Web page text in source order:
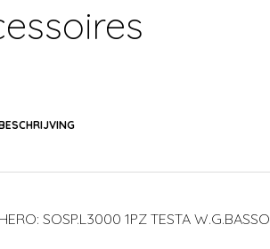
HERO: SOSP.L3000 1PZ TESTA W.G.BASSO